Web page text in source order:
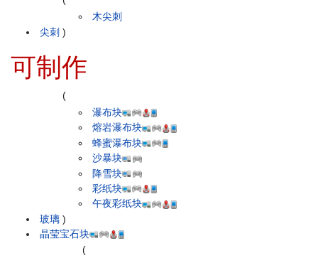
尖刺
木尖刺
)
可制作
玻璃
(
瀑布块
熔岩瀑布块
蜂蜜瀑布块
沙暴块
降雪块
彩纸块
午夜彩纸块
)
晶莹宝石块
(